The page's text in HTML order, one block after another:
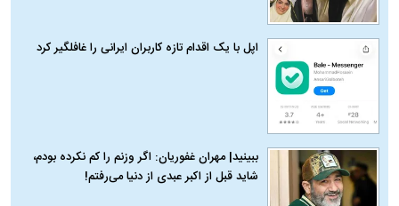
اپل با یک اقدام تازه کاربران ایرانی را غافلگیر کرد
ببینید| مهران غفوریان: اگر وزنم را کم نکرده بودم،
شاید قبل از اکبر عبدی از دنیا می‌رفتم!